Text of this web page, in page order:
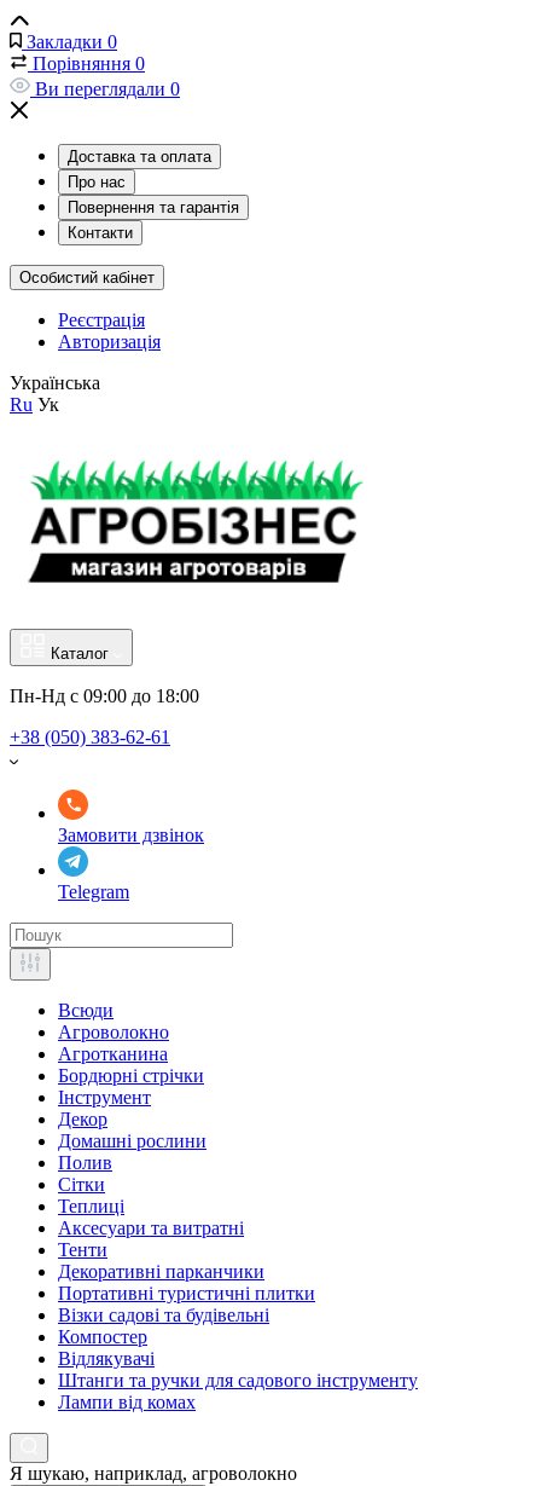
Закладки 0
Порівняння 0
Ви переглядали 0
Доставка та оплата
Про нас
Повернення та гарантія
Контакти
Особистий кабінет
Реєстрація
Авторизація
Українська
Ru Ук
Каталог
Пн-Нд с 09:00 до 18:00
+38 (050) 383-62-61
Замовити дзвінок
Telegram
Всюди
Агроволокно
Агротканина
Бордюрні стрічки
Інструмент
Декор
Домашні рослини
Полив
Сітки
Теплиці
Аксесуари та витратні
Тенти
Декоративні парканчики
Портативні туристичні плитки
Візки садові та будівельні
Компостер
Відлякувачі
Штанги та ручки для садового інструменту
Лампи від комах
Я шукаю, наприклад, агроволокно